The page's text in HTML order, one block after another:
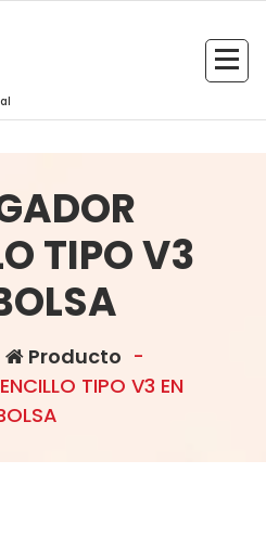
TIPO V3
Producto -
TIPO V3 EN